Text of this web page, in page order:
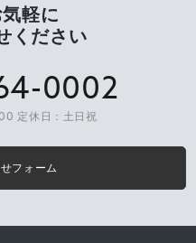
軽に
ください
0002
定休日：土日祝
フォーム